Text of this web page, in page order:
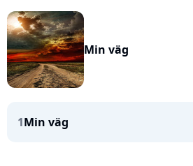
Min väg
1Min väg